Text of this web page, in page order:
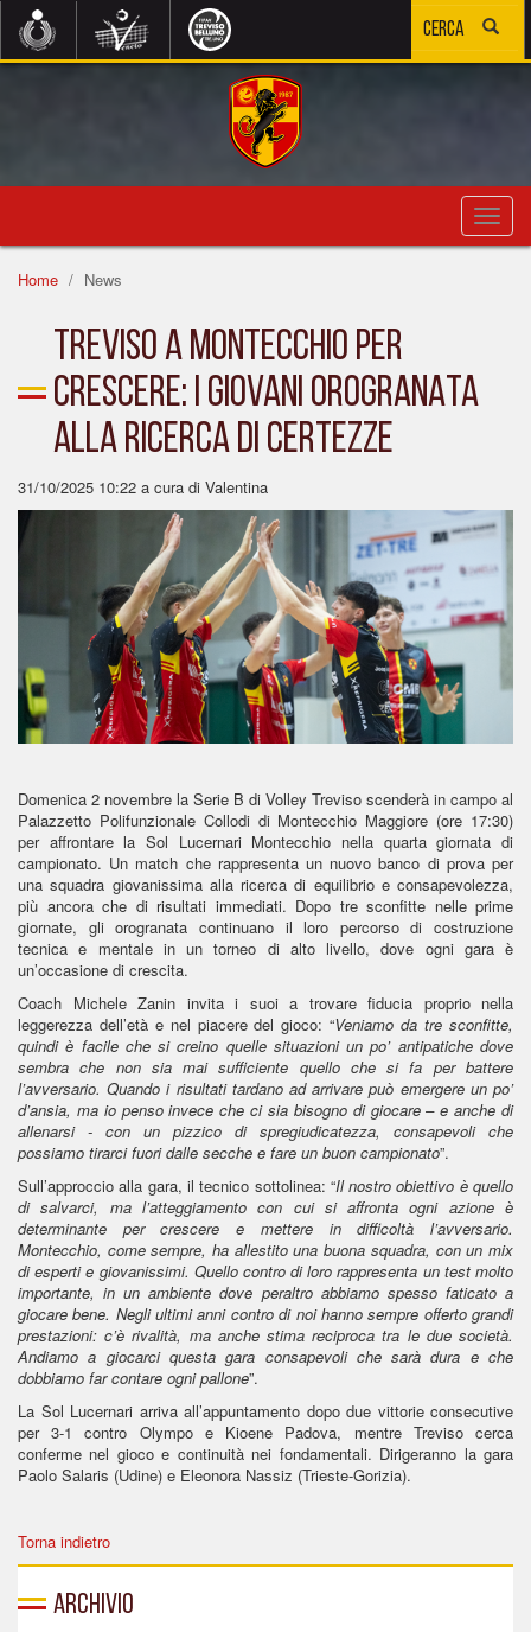
Home
News
TREVISO A MONTECCHIO PER
CRESCERE: I GIOVANI OROGRANATA
ALLA RICERCA DI CERTEZZE
31/10/2025 10:22 a cura di Valentina
Domenica 2 novembre la Serie B di Volley Treviso scenderà in campo al
Palazzetto Polifunzionale Collodi di Montecchio Maggiore (ore 17:30)
per affrontare la Sol Lucernari Montecchio nella quarta giornata di
campionato. Un match che rappresenta un nuovo banco di prova per
una squadra giovanissima alla ricerca di equilibrio e consapevolezza,
più ancora che di risultati immediati. Dopo tre sconfitte nelle prime
giornate, gli orogranata continuano il loro percorso di costruzione
tecnica e mentale in un torneo di alto livello, dove ogni gara è
un’occasione di crescita.
Coach Michele Zanin invita i suoi a trovare fiducia proprio nella
leggerezza dell’età e nel piacere del gioco: “Veniamo da tre sconfitte,
quindi è facile che si creino quelle situazioni un po’ antipatiche dove
sembra che non sia mai sufficiente quello che si fa per battere
l’avversario. Quando i risultati tardano ad arrivare può emergere un po’
d’ansia, ma io penso invece che ci sia bisogno di giocare – e anche di
allenarsi - con un pizzico di spregiudicatezza, consapevoli che
possiamo tirarci fuori dalle secche e fare un buon campionato”.
Sull’approccio alla gara, il tecnico sottolinea: “Il nostro obiettivo è quello
di salvarci, ma l’atteggiamento con cui si affronta ogni azione è
determinante per crescere e mettere in difficoltà l’avversario.
Montecchio, come sempre, ha allestito una buona squadra, con un mix
di esperti e giovanissimi. Quello contro di loro rappresenta un test molto
importante, in un ambiente dove peraltro abbiamo spesso faticato a
giocare bene. Negli ultimi anni contro di noi hanno sempre offerto grandi
prestazioni: c’è rivalità, ma anche stima reciproca tra le due società.
Andiamo a giocarci questa gara consapevoli che sarà dura e che
dobbiamo far contare ogni pallone”.
La Sol Lucernari arriva all’appuntamento dopo due vittorie consecutive
per 3-1 contro Olympo e Kioene Padova, mentre Treviso cerca
conferme nel gioco e continuità nei fondamentali. Dirigeranno la gara
Paolo Salaris (Udine) e Eleonora Nassiz (Trieste-Gorizia).
Torna indietro
Archivio